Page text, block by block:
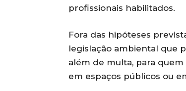
profissionais habilitados.
Fora das hipóteses
legislação ambiental que
além de multa, para
em espaços públicos ou